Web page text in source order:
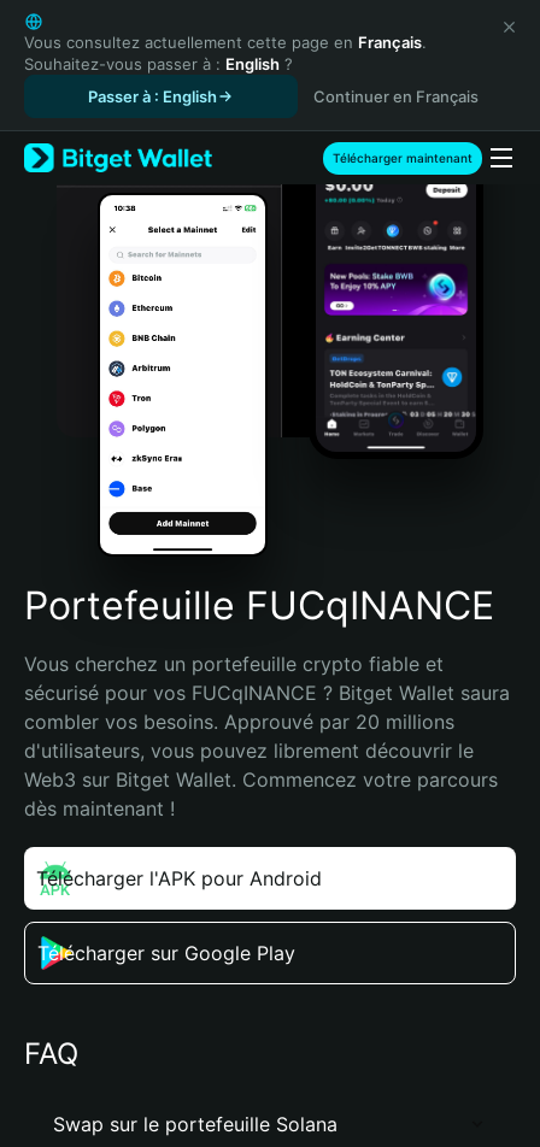
English
日本語
Tiếng Việt
Español (Latinoamérica)
Türkçe
Italiano
Português (Portugal)
Bahasa Indonesia
Português (Brasil)
Español (Argentina)
Vous consultez actuellement cette page en Français.
Souhaitez-vous passer à : English ?
Passer à : English
Continuer en Français
Télécharger maintenant
Portefeuille FUCqINANCE
Vous cherchez un portefeuille crypto fiable et
sécurisé pour vos FUCqINANCE ? Bitget Wallet saura
combler vos besoins. Approuvé par 20 millions
d'utilisateurs, vous pouvez librement découvrir le
Web3 sur Bitget Wallet. Commencez votre parcours
dès maintenant !
Télécharger l'APK pour Android
Télécharger sur Google Play
FAQ
Swap sur le portefeuille Solana